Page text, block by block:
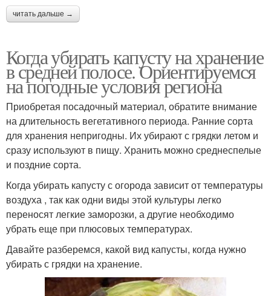
читать дальше →
Когда убирать капусту на хранение
в средней полосе. Ориентируемся
на погодные условия региона
Приобретая посадочный материал, обратите внимание
на длительность вегетативного периода. Ранние сорта
для хранения непригодны. Их убирают с грядки летом и
сразу используют в пищу. Хранить можно среднеспелые
и поздние сорта.
Когда убирать капусту с огорода зависит от температуры
воздуха , так как одни виды этой культуры легко
переносят легкие заморозки, а другие необходимо
убрать еще при плюсовых температурах.
Давайте разберемся, какой вид капусты, когда нужно
убирать с грядки на хранение.